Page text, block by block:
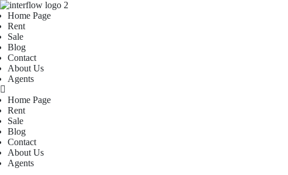
Home Page
Rent
Sale
Blog
Contact
About Us
Agents
Home Page
Rent
Sale
Blog
Contact
About Us
Agents